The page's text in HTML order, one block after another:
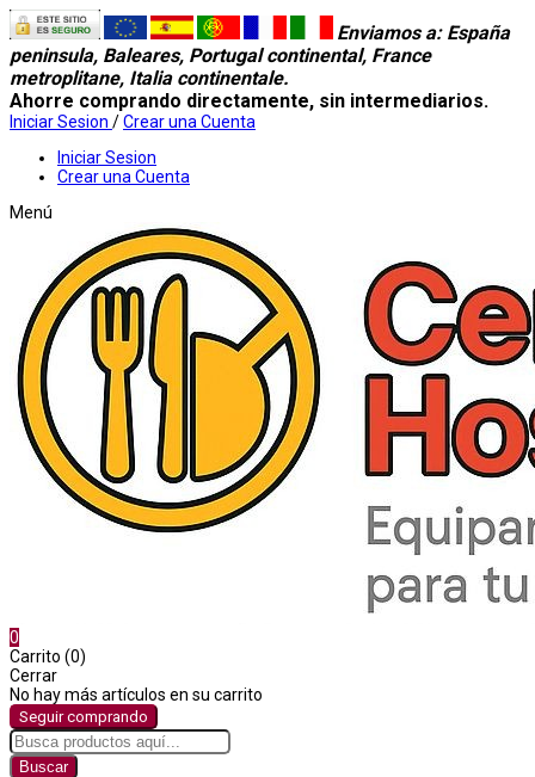
Enviamos a: España
peninsula, Baleares, Portugal continental, France
metroplitane, Italia continentale.
Ahorre comprando directamente, sin intermediarios.
Iniciar Sesion /Crear una Cuenta
Iniciar Sesion
Crear una Cuenta
Menú
0
Carrito (0)
Cerrar
No hay más artículos en su carrito
Seguir comprando
Buscar